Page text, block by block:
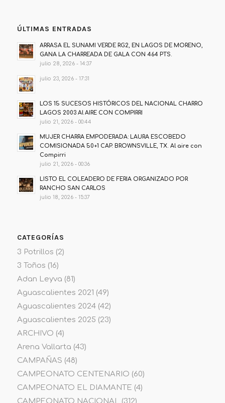
ÚLTIMAS ENTRADAS
ARRASA EL SUNAMI VERDE RG2, EN LAGOS DE MORENO,
GANA LA CHARREADA DE GALA CON 464 PTS.
julio 28, 2026 - 14:37
julio 23, 2026 - 17:31
LOS 15 SUCESOS HISTÓRICOS DEL NACIONAL CHARRO
LAGOS 2003 Al AIRE CON COMPIRRI
julio 21, 2026 - 00:44
MUJER CHARRA EMPODERADA: LAURA ESCOBEDO
COMISIONADA 50+1 CAP. BROWNSVILLE, TX. Al aire con
Compirri
julio 21, 2026 - 00:36
LISTO EL COLEADERO DE FERIA ORGANIZADO POR
RANCHO SAN CARLOS
julio 18, 2026 - 15:37
CATEGORÍAS
3 Potrillos (2)
3 Toños (16)
Adan Leyva (81)
Aguascalientes 2021 (49)
Aguascalientes 2024(42)
Aguascalientes 2025 (23)
ARCHIVO (4)
Arena Vallarta (43)
CAMPAÑAS (48)
CAMPEONATO CENTENARIO (60)
CAMPEONATO EL DIAMANTE (4)
CAMPEONATO NACIONAL
(312)